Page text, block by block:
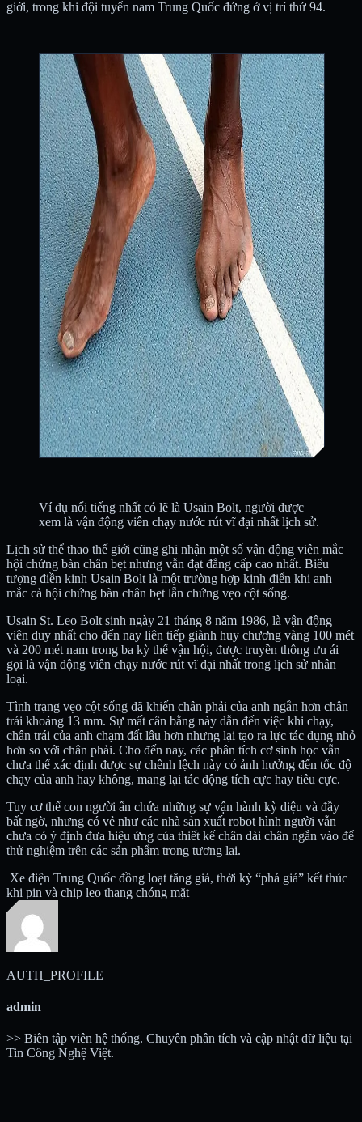
giới, trong khi đội tuyển nam Trung Quốc đứng ở vị trí thứ 94.
Ví dụ nổi tiếng nhất có lẽ là Usain Bolt, người được
xem là vận động viên chạy nước rút vĩ đại nhất lịch sử.
Lịch sử thể thao thế giới cũng ghi nhận một số vận động viên mắc
hội chứng bàn chân bẹt nhưng vẫn đạt đẳng cấp cao nhất. Biểu
tượng điền kinh Usain Bolt là một trường hợp kinh điển khi anh
mắc cả hội chứng bàn chân bẹt lẫn chứng vẹo cột sống.
Usain St. Leo Bolt sinh ngày 21 tháng 8 năm 1986, là vận động
viên duy nhất cho đến nay liên tiếp giành huy chương vàng 100 mét
và 200 mét nam trong ba kỳ thế vận hội, được truyền thông ưu ái
gọi là vận động viên chạy nước rút vĩ đại nhất trong lịch sử nhân
loại.
Tình trạng vẹo cột sống đã khiến chân phải của anh ngắn hơn chân
trái khoảng 13 mm. Sự mất cân bằng này dẫn đến việc khi chạy,
chân trái của anh chạm đất lâu hơn nhưng lại tạo ra lực tác dụng nhỏ
hơn so với chân phải. Cho đến nay, các phân tích cơ sinh học vẫn
chưa thể xác định được sự chênh lệch này có ảnh hưởng đến tốc độ
chạy của anh hay không, mang lại tác động tích cực hay tiêu cực.
Tuy cơ thể con người ẩn chứa những sự vận hành kỳ diệu và đầy
bất ngờ, nhưng có vẻ như các nhà sản xuất robot hình người vẫn
chưa có ý định đưa hiệu ứng của thiết kế chân dài chân ngắn vào để
thử nghiệm trên các sản phẩm trong tương lai.
Xe điện Trung Quốc đồng loạt tăng giá, thời kỳ “phá giá” kết thúc
khi pin và chip leo thang chóng mặt
AUTH_PROFILE
admin
>> Biên tập viên hệ thống. Chuyên phân tích và cập nhật dữ liệu tại
Tin Công Nghệ Việt.